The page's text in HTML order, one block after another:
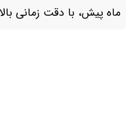
ماه پیش، با دقت زمانی